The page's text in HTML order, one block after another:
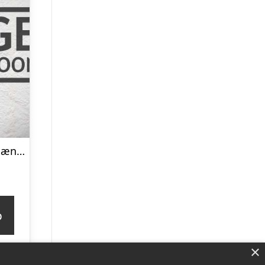
Cafestol m. armlæn-læder-Shiny polstret
×